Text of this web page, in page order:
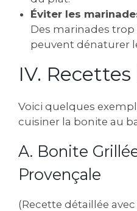
Éviter les
Des marinades
peuvent dénaturer
IV.
Voici quelques
cuisiner la bonite au
A. Bonite
Provençale
(Recette détaillée